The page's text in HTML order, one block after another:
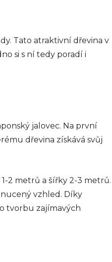
Tato atraktivní dřevina v
si s ní tedy poradí i
jalovec. Na první
dřevina získává svůj
2 metrů a šířky 2-3 metrů.
vzhled. Díky
tvorbu zajímavých